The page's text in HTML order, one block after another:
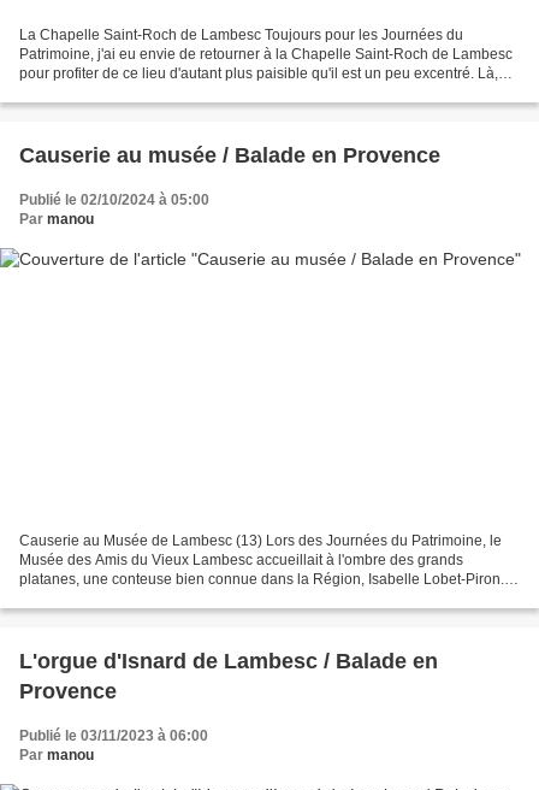
La Chapelle Saint-Roch de Lambesc Toujours pour les Journées du
Patrimoine, j'ai eu envie de retourner à la Chapelle Saint-Roch de Lambesc
pour profiter de ce lieu d'autant plus paisible qu'il est un peu excentré. Là,
Causerie au musée / Balade en Provence
Publié le 02/10/2024 à 05:00
Par manou
Causerie au Musée de Lambesc (13) Lors des Journées du Patrimoine, le
Musée des Amis du Vieux Lambesc accueillait à l'ombre des grands
platanes, une conteuse bien connue dans la Région, Isabelle Lobet-Piron.
L'orgue d'Isnard de Lambesc / Balade en
Provence
Publié le 03/11/2023 à 06:00
Par manou